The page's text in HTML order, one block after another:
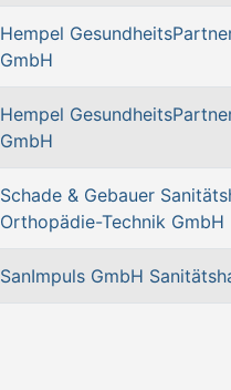
Hempel
GmbH
Hempel
GmbH
Schade & Gebauer
Orthopädie-Technik GmbH
SanImpuls GmbH